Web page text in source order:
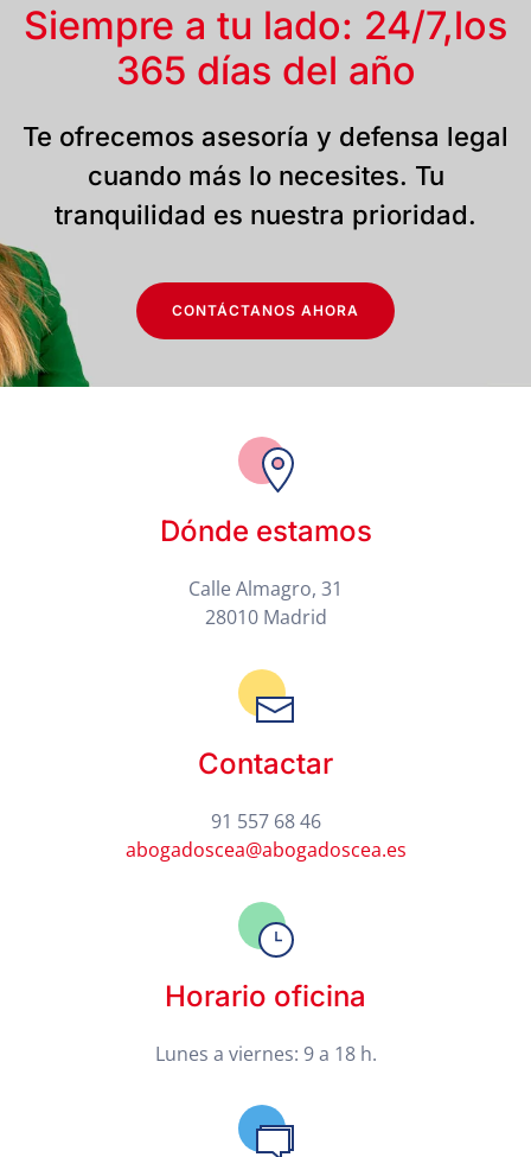
Siempre a tu lado: 24/7,los
365 días del año
Te ofrecemos asesoría y defensa legal
cuando más lo necesites. Tu
tranquilidad es nuestra prioridad.
CONTÁCTANOS AHORA
Dónde estamos
Calle Almagro, 31
28010 Madrid
Contactar
91 557 68 46
abogadoscea@abogadoscea.es
Horario oficina
Lunes a viernes: 9 a 18 h.